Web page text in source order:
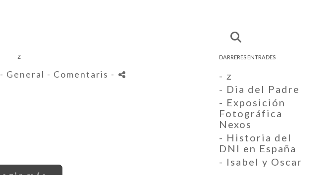
z
General - Comentaris -
DARRERES ENTRADES
- z
- Dia del Padre
- Exposición
Fotográfica
Nexos
- Historia del
DNI en España
- Isabel y Oscar